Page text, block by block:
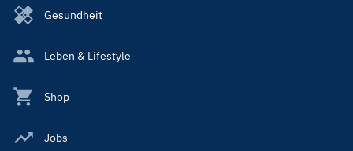
Gesundheit
Leben & Lifestyle
Shop
Jobs